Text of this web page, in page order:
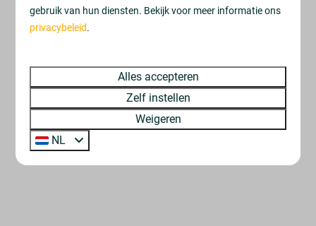
gebruik van hun diensten. Bekijk voor meer informatie ons
privacybeleid.
Alles accepteren
Zelf instellen
Weigeren
NL